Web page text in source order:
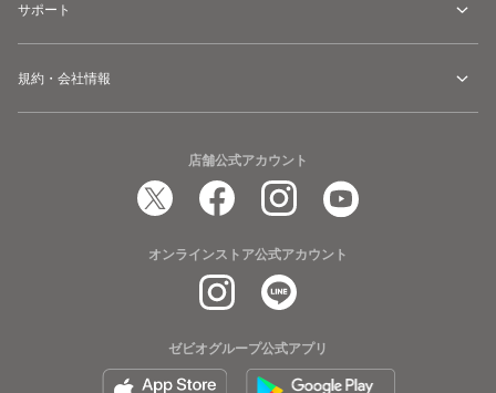
サポート
規約・会社情報
店舗公式アカウント
オンラインストア公式アカウント
ゼビオグループ公式アプリ